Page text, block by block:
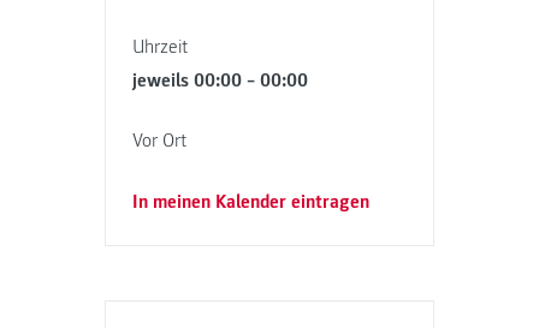
Uhrzeit
jeweils 00:00 – 00:00
Vor Ort
In meinen Kalender eintragen